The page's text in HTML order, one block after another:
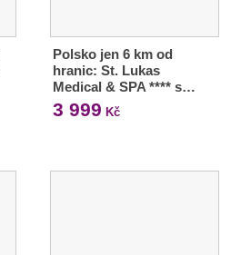
Polsko jen 6 km od
hranic: St. Lukas
Medical & SPA **** s…
3 999 Kč